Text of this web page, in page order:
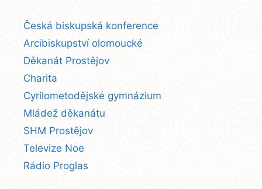
Česká biskupská konference
Arcibiskupství olomoucké
Děkanát Prostějov
Charita
Cyrilometodějské gymnázium
Mládež děkanátu
SHM Prostějov
Televize Noe
Rádio Proglas